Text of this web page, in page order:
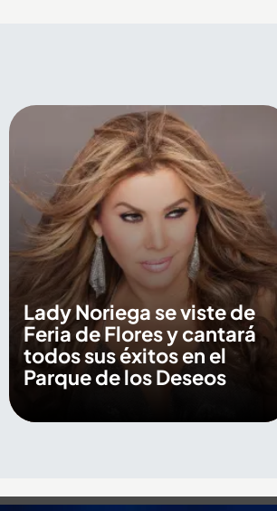
Lady Noriega se viste de
Feria de Flores y cantará
todos sus éxitos en el
Parque de los Deseos